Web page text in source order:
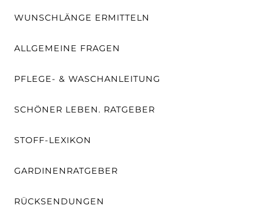
WUNSCHLÄNGE ERMITTELN
ALLGEMEINE FRAGEN
PFLEGE- & WASCHANLEITUNG
SCHÖNER LEBEN. RATGEBER
STOFF-LEXIKON
GARDINENRATGEBER
RÜCKSENDUNGEN